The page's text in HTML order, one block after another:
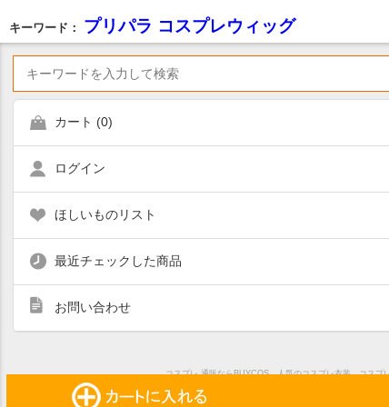
キーワード： プリパラ コスプレウィッグ
カート (0)
ログイン
ほしいものリスト
最近チェックした商品
お問い合わせ
コスプレ 通販ならBUYCOS。人気のコスプレ衣装、コスプ